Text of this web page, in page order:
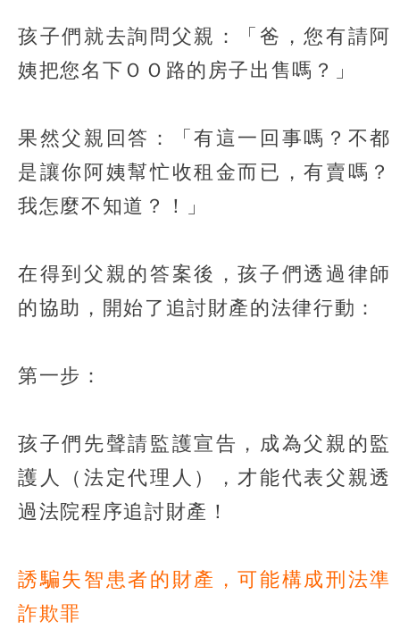
孩子們就去詢問父親：「爸，您有請阿
姨把您名下ＯＯ路的房子出售嗎？」
果然父親回答：「有這一回事嗎？不都
是讓你阿姨幫忙收租金而已，有賣嗎？
我怎麼不知道？！」
在得到父親的答案後，孩子們透過律師
的協助，開始了追討財產的法律行動：
第一步：
孩子們先聲請監護宣告，成為父親的監
護人（法定代理人），才能代表父親透
過法院程序追討財產！
誘騙失智患者的財產，可能構成刑法準
詐欺罪